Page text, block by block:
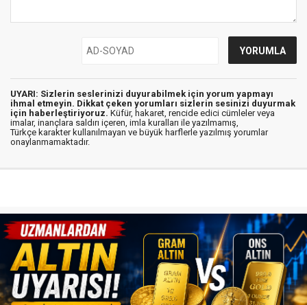
UYARI: Sizlerin seslerinizi duyurabilmek için yorum yapmayı
ihmal etmeyin. Dikkat çeken yorumları sizlerin sesinizi duyurmak
için haberleştiriyoruz. Küfür, hakaret, rencide edici cümleler veya
imalar, inançlara saldırı içeren, imla kuralları ile yazılmamış,
Türkçe karakter kullanılmayan ve büyük harflerle yazılmış yorumlar
onaylanmamaktadır.